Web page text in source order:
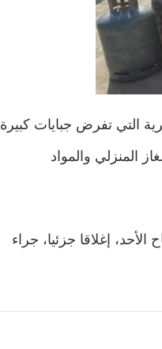
التي تفرض جبايات كبيرة
المنزلي والمواد
إغلاقا جزئيا، جراء